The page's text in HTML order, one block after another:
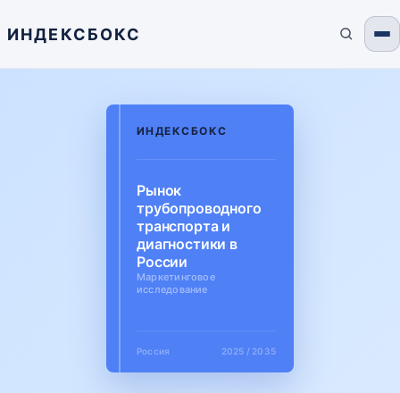
ИНДЕКСБОКС
ИНДЕКСБОКС
Рынок
трубопроводного
транспорта и
диагностики в
России
Маркетинговое
исследование
Россия 2025 / 2035